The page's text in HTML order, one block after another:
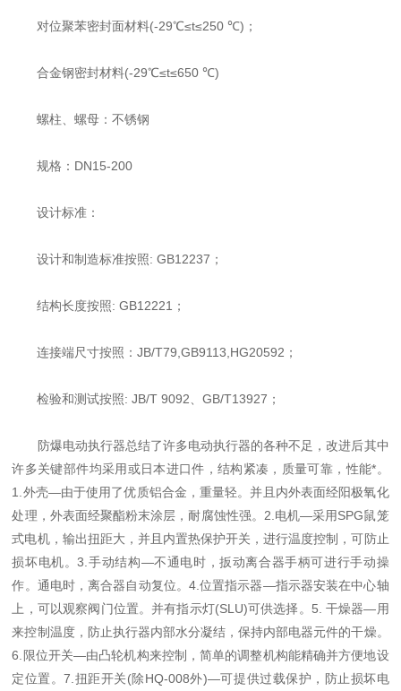
对位聚苯密封面材料(-29℃≤t≤250 ℃)；
合金钢密封材料(-29℃≤t≤650 ℃)
螺柱、螺母：不锈钢
规格：DN15-200
设计标准：
设计和制造标准按照: GB12237；
结构长度按照: GB12221；
连接端尺寸按照：JB/T79,GB9113,HG20592；
检验和测试按照: JB/T 9092、GB/T13927；
防爆电动执行器总结了许多电动执行器的各种不足，改进后其中
许多关键部件均采用或日本进口件，结构紧凑，质量可靠，性能*。
1.外壳—由于使用了优质铝合金，重量轻。并且内外表面经阳极氧化
处理，外表面经聚酯粉末涂层，耐腐蚀性强。2.电机—采用SPG鼠笼
式电机，输出扭距大，并且内置热保护开关，进行温度控制，可防止
损坏电机。3.手动结构—不通电时，扳动离合器手柄可进行手动操
作。通电时，离合器自动复位。4.位置指示器—指示器安装在中心轴
上，可以观察阀门位置。并有指示灯(SLU)可供选择。5. 干燥器—用
来控制温度，防止执行器内部水分凝结，保持内部电器元件的干燥。
6.限位开关—由凸轮机构来控制，简单的调整机构能精确并方便地设
定位置。7.扭距开关(除HQ-008外)—可提供过载保护，防止损坏电